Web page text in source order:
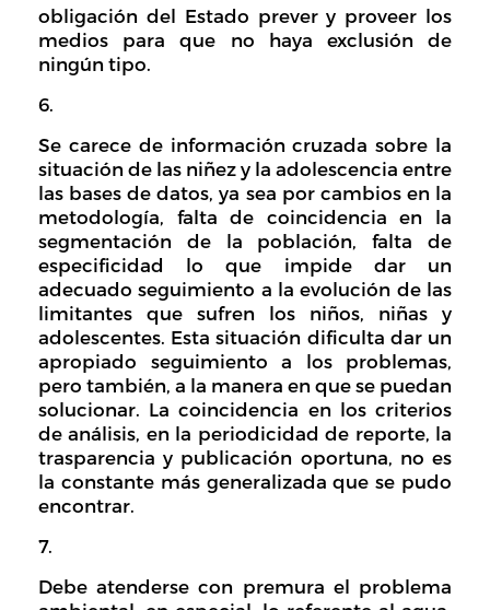
obligación del Estado prever y proveer los
medios para que no haya exclusión de
ningún tipo.
Se carece de información cruzada sobre la
situación de las niñez y la adolescencia entre
las bases de datos, ya sea por cambios en la
metodología, falta de coincidencia en la
segmentación de la población, falta de
especificidad lo que impide dar un
adecuado seguimiento a la evolución de las
limitantes que sufren los niños, niñas y
adolescentes. Esta situación dificulta dar un
apropiado seguimiento a los problemas,
pero también, a la manera en que se puedan
solucionar. La coincidencia en los criterios
de análisis, en la periodicidad de reporte, la
trasparencia y publicación oportuna, no es
la constante más generalizada que se pudo
encontrar.
Debe atenderse con premura el problema